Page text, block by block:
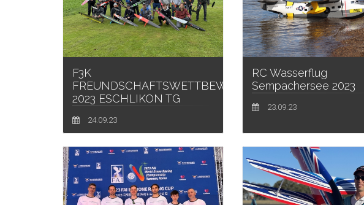
F3K
FREUNDSCHAFTSWETTBEWERB
2023 ESCHLIKON TG
24.09.23
RC Wasserflug
Sempachersee 2023
23.09.23